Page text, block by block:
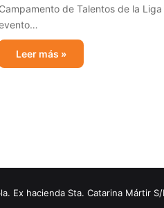
Campamento de Talentos de la Liga
Leer más »
Ex hacienda Sta. Catarina Mártir